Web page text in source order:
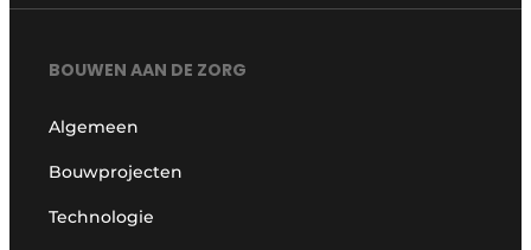
BOUWEN AAN DE ZORG
Algemeen
Bouwprojecten
Technologie